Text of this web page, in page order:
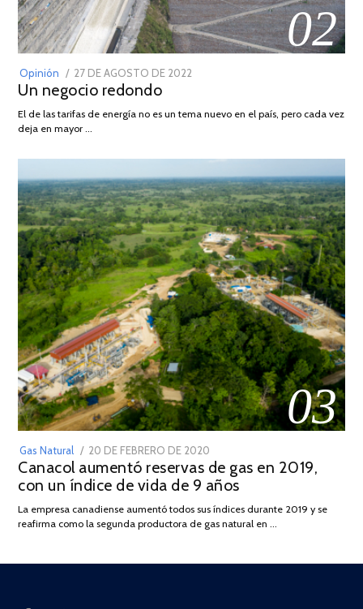
02
Opinión
POSTED
ON
27 DE AGOSTO DE 2022
DE
Un negocio redondo
El de las tarifas de energía no es un tema nuevo en el país, pero cada vez
deja en mayor …
03
Gas Natural
POSTED
ON
20 DE FEBRERO DE 2020
DE
JULIO
2025
Canacol aumentó reservas de gas en 2019,
con un índice de vida de 9 años
La empresa canadiense aumentó todos sus índices durante 2019 y se
reafirma como la segunda productora de gas natural en …